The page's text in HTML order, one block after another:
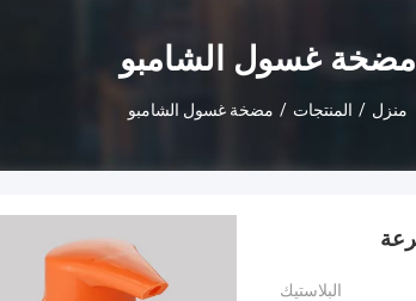
الافتراضي
مضخة غسول الشامبو
منزل / المنتجات / مضخة غسول الشامبو
البلاستيك